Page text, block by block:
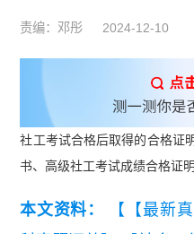
责编：邓彤 2024-12-10
社工考试合格后取得的合格证
书、高级社工考试成绩合格证
本文资料：
【【最新